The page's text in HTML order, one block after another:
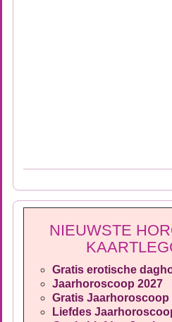
NIEUWSTE
Gratis erotische
Jaarhoroscoop 2027
Gratis Jaarhoroscoop
Liefdes